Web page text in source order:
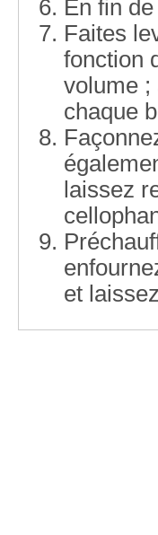
En fin
Faites
fonction
volume ;
chaque
laissez
et